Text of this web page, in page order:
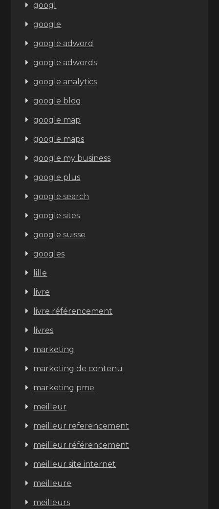
googl
google
google adword
google adwords
google analytics
google blog
google map
google maps
google my business
google plus
google search
google sites
google suisse
googles
lille
livre
livre référencement
livres
marketing
marketing de contenu
marketing pme
meilleur
meilleur referencement
meilleur référencement
meilleur site internet
meilleure
meilleurs